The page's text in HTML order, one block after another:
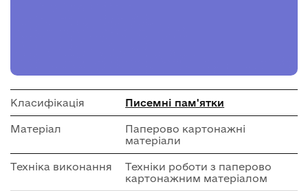
Класифікація Писемні пам'ятки
Матеріал
Паперово картонажні
матеріали
Техніка виконання
Техніки роботи з паперово
картонажним матеріалом